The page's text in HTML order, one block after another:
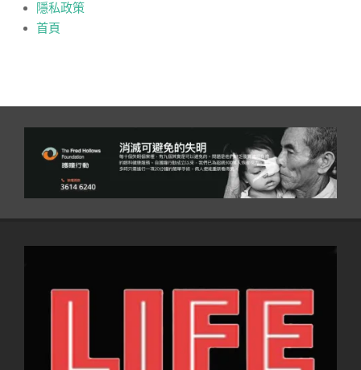
隱私政策
首頁